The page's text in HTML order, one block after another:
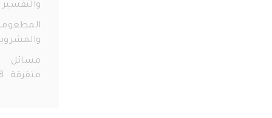
والتفسير 56
المطعومات
والمشروبات
21
مسائل
متفرقة
278